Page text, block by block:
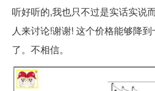
听好听的,我也只不过是实话实说
人来讨论!谢谢! 这个价格能够降
了。不相信。